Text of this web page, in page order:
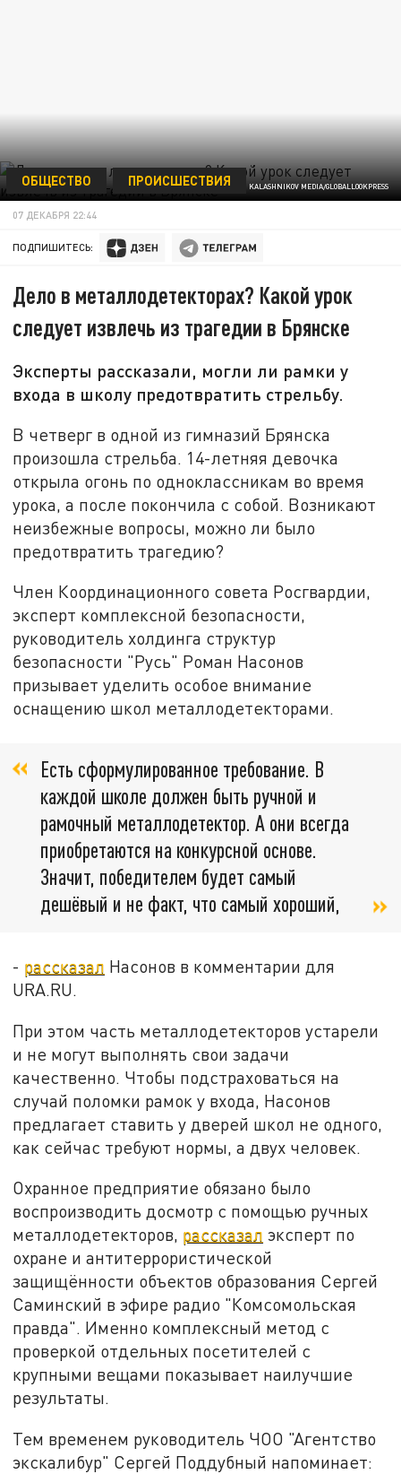
KALASHNIKOV MEDIA/GLOBALLOOKPRESS
ОБЩЕСТВО ПРОИСШЕСТВИЯ
07 ДЕКАБРЯ 22:44
ПОДПИШИТЕСЬ:
Дело в металлодетекторах? Какой урок
следует извлечь из трагедии в Брянске
Эксперты рассказали, могли ли рамки у
входа в школу предотвратить стрельбу.
В четверг в одной из гимназий Брянска
произошла стрельба. 14-летняя девочка
открыла огонь по одноклассникам во время
урока, а после покончила с собой. Возникают
неизбежные вопросы, можно ли было
предотвратить трагедию?
Член Координационного совета Росгвардии,
эксперт комплексной безопасности,
руководитель холдинга структур
безопасности "Русь" Роман Насонов
призывает уделить особое внимание
оснащению школ металлодетекторами.
Есть сформулированное требование. В
каждой школе должен быть ручной и
рамочный металлодетектор. А они всегда
приобретаются на конкурсной основе.
Значит, победителем будет самый
дешёвый и не факт, что самый хороший,
­- рассказал Насонов в комментарии для
URA.RU.
При этом часть металлодетекторов устарели
и не могут выполнять свои задачи
качественно. Чтобы подстраховаться на
случай поломки рамок у входа, Насонов
предлагает ставить у дверей школ не одного,
как сейчас требуют нормы, а двух человек.
Охранное предприятие обязано было
воспроизводить досмотр с помощью ручных
металлодетекторов, рассказал эксперт по
охране и антитеррористической
защищённости объектов образования Сергей
Саминский в эфире радио "Комсомольская
правда". Именно комплексный метод с
проверкой отдельных посетителей с
крупными вещами показывает наилучшие
результаты.
Тем временем руководитель ЧОО "Агентство
экскалибур" Сергей Поддубный напоминает: